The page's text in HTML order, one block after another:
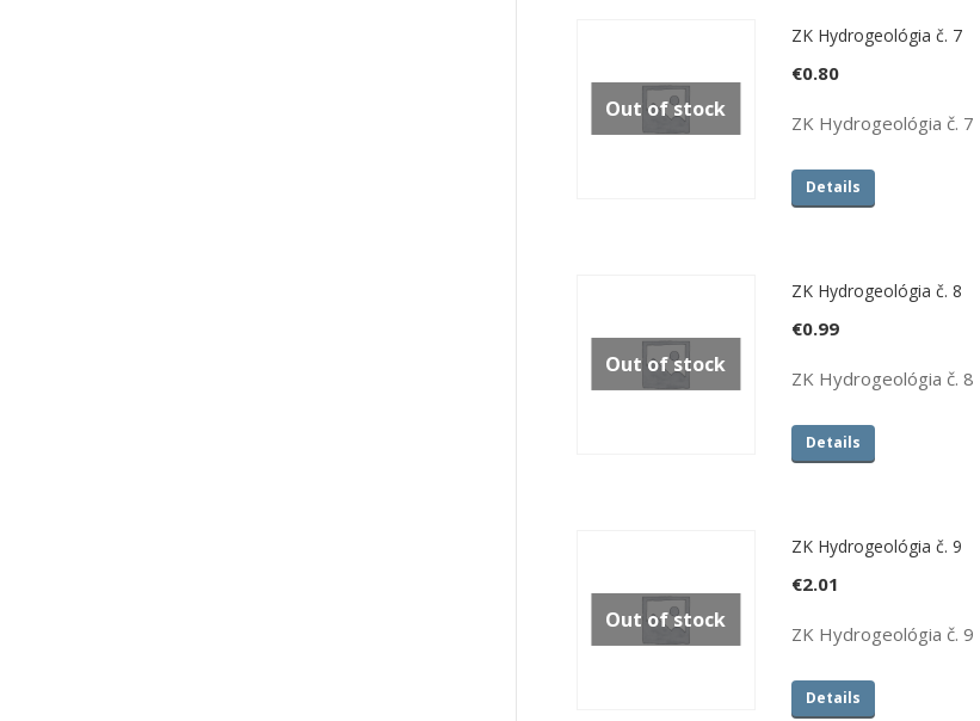
Out of stock
ZK Hydrogeológia č. 7
€0.80
ZK Hydrogeológia č. 7
Details
Out of stock
ZK Hydrogeológia č. 8
€0.99
ZK Hydrogeológia č. 8
Details
Out of stock
ZK Hydrogeológia č. 9
€2.01
ZK Hydrogeológia č. 9
Details